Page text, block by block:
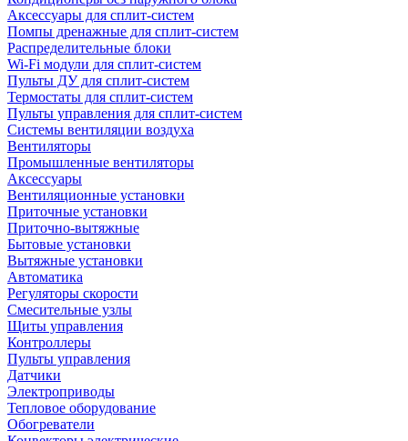
Аксессуары для сплит-систем
Помпы дренажные для сплит-систем
Распределительные блоки
Wi-Fi модули для сплит-систем
Пульты ДУ для сплит-систем
Термостаты для сплит-систем
Пульты управления для сплит-систем
Системы вентиляции воздуха
Вентиляторы
Промышленные вентиляторы
Аксессуары
Вентиляционные установки
Приточные установки
Приточно-вытяжные
Бытовые установки
Вытяжные установки
Автоматика
Регуляторы скорости
Смесительные узлы
Щиты управления
Контроллеры
Пульты управления
Датчики
Электроприводы
Тепловое оборудование
Обогреватели